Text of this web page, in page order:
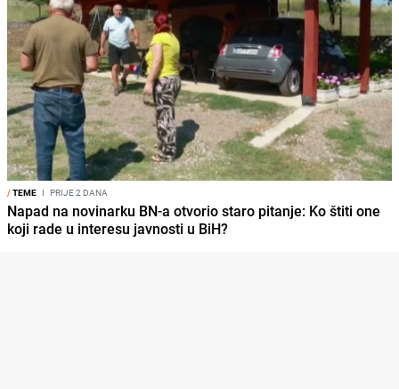
/TEME I PRIJE 2 DANA
Napad na novinarku BN-a otvorio staro pitanje: Ko štiti one
koji rade u interesu javnosti u BiH?